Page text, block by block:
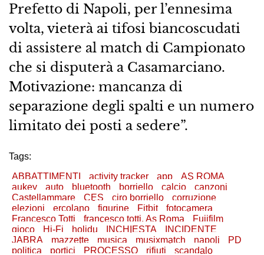
Prefetto di Napoli, per l’ennesima
volta, vieterà ai tifosi biancoscudati
di assistere al match di Campionato
che si disputerà a Casamarciano.
Motivazione: mancanza di
separazione degli spalti e un numero
limitato dei posti a sedere”.
Tags:
ABBATTIMENTI
activity tracker app
AS ROMA
aukey
auto bluetooth borriello calcio
canzoni
Castellammare
CES ciro borriello
corruzione
elezioni
ercolano figurine Fitbit
fotocamera
Francesco Totti
francesco totti. As Roma
Fujifilm
gioco
Hi-Fi holidu INCHIESTA
INCIDENTE
JABRA
mazzette musica musixmatch napoli
PD
politica
portici PROCESSO rifiuti scandalo